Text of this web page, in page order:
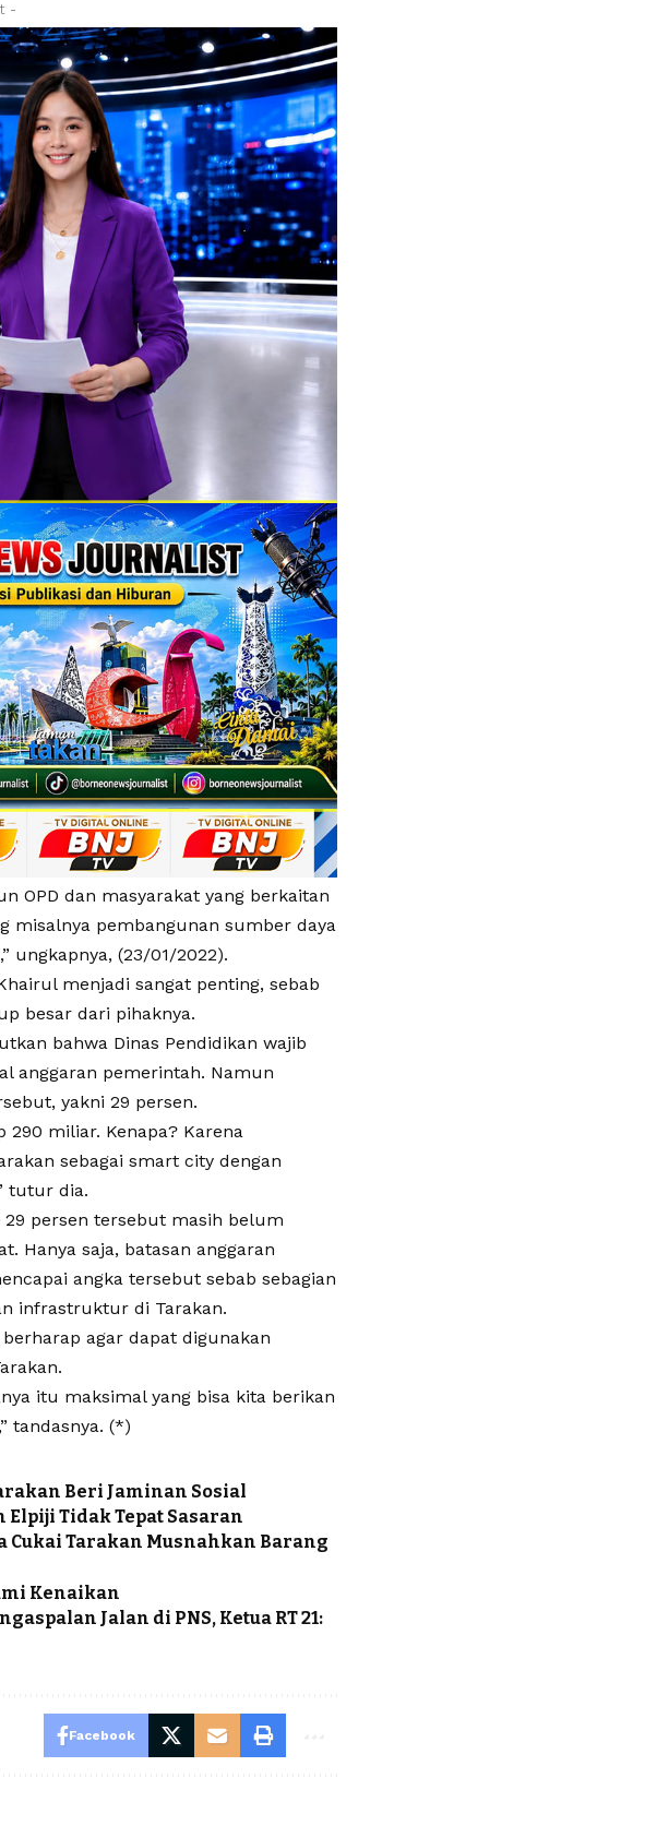
-
OPD dan masyarakat yang berkaitan
misalnya pembangunan sumber daya
ungkapnya, (23/01/2022).
menjadi sangat penting, sebab
besar dari pihaknya.
bahwa Dinas Pendidikan wajib
anggaran pemerintah. Namun
yakni 29 persen.
290 miliar. Kenapa? Karena
sebagai smart city dengan
tutur dia.
persen tersebut masih belum
Hanya saja, batasan anggaran
angka tersebut sebab sebagian
infrastruktur di Tarakan.
agar dapat digunakan
itu maksimal yang bisa kita berikan
tandasnya. (*)
Beri Jaminan Sosial
Elpiji Tidak Tepat Sasaran
Cukai Tarakan Musnahkan Barang
Kenaikan
Jalan di PNS, Ketua RT 21:
Facebook